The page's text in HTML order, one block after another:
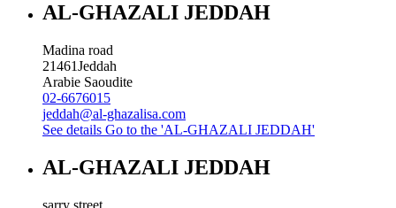
AL-GHAZALI JEDDAH
Madina road
21461Jeddah
Arabie Saoudite
02-6676015
jeddah@al-ghazalisa.com
See details Go to the 'AL-GHAZALI JEDDAH'
AL-GHAZALI JEDDAH
sarry street